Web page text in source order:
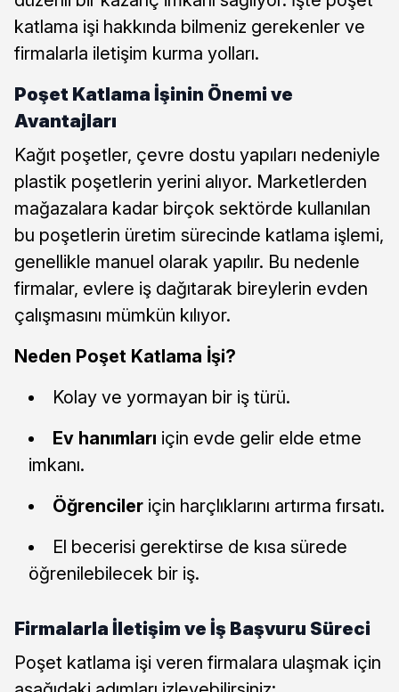
katlama işi hakkında bilmeniz gerekenler ve
firmalarla iletişim kurma yolları.
Poşet Katlama İşinin Önemi ve
Avantajları
Kağıt poşetler, çevre dostu yapıları nedeniyle
plastik poşetlerin yerini alıyor. Marketlerden
mağazalara kadar birçok sektörde kullanılan
bu poşetlerin üretim sürecinde katlama işlemi,
genellikle manuel olarak yapılır. Bu nedenle
firmalar, evlere iş dağıtarak bireylerin evden
çalışmasını mümkün kılıyor.
Neden Poşet Katlama İşi?
Kolay ve yormayan bir iş türü.
Ev hanımları için evde gelir elde etme
imkanı.
Öğrenciler için harçlıklarını artırma fırsatı.
El becerisi gerektirse de kısa sürede
öğrenilebilecek bir iş.
Firmalarla İletişim ve İş Başvuru Süreci
Poşet katlama işi veren firmalara ulaşmak için